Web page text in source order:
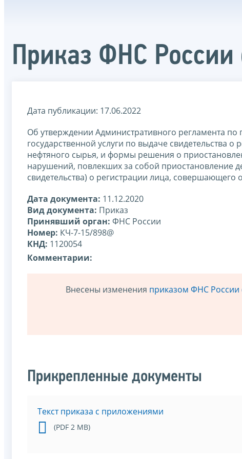
Приказ ФНС
Дата публикации: 17.06.2022
Об утверждении Административного регламента
государственной услуги по выдаче свидетельства
нефтяного сырья, и формы решения о
нарушений, повлекших за собой приостановление
свидетельства) о регистрации лица,
Дата документа: 11.12.2020
Вид документа: Приказ
Принявший орган: ФНС России
Номер: КЧ-7-15/898@
КНД: 1120054
Комментарии:
Внесены изменения приказом ФНС России
Прикрепленные документы
Текст приказа с приложениями
(PDF 2 MB)